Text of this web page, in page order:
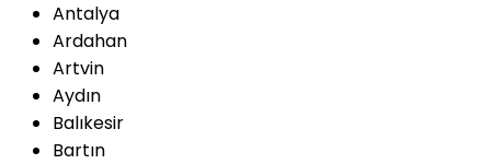
Antalya
Ardahan
Artvin
Aydın
Balıkesir
Bartın